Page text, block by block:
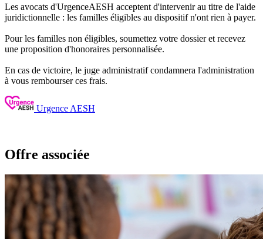
Les avocats d'UrgenceAESH acceptent d'intervenir au titre de l'aide
juridictionnelle : les familles éligibles au dispositif n'ont rien à payer.
Pour les familles non éligibles, soumettez votre dossier et recevez
une proposition d'honoraires personnalisée.
En cas de victoire, le juge administratif condamnera l'administration
à vous rembourser ces frais.
Urgence AESH
Offre associée